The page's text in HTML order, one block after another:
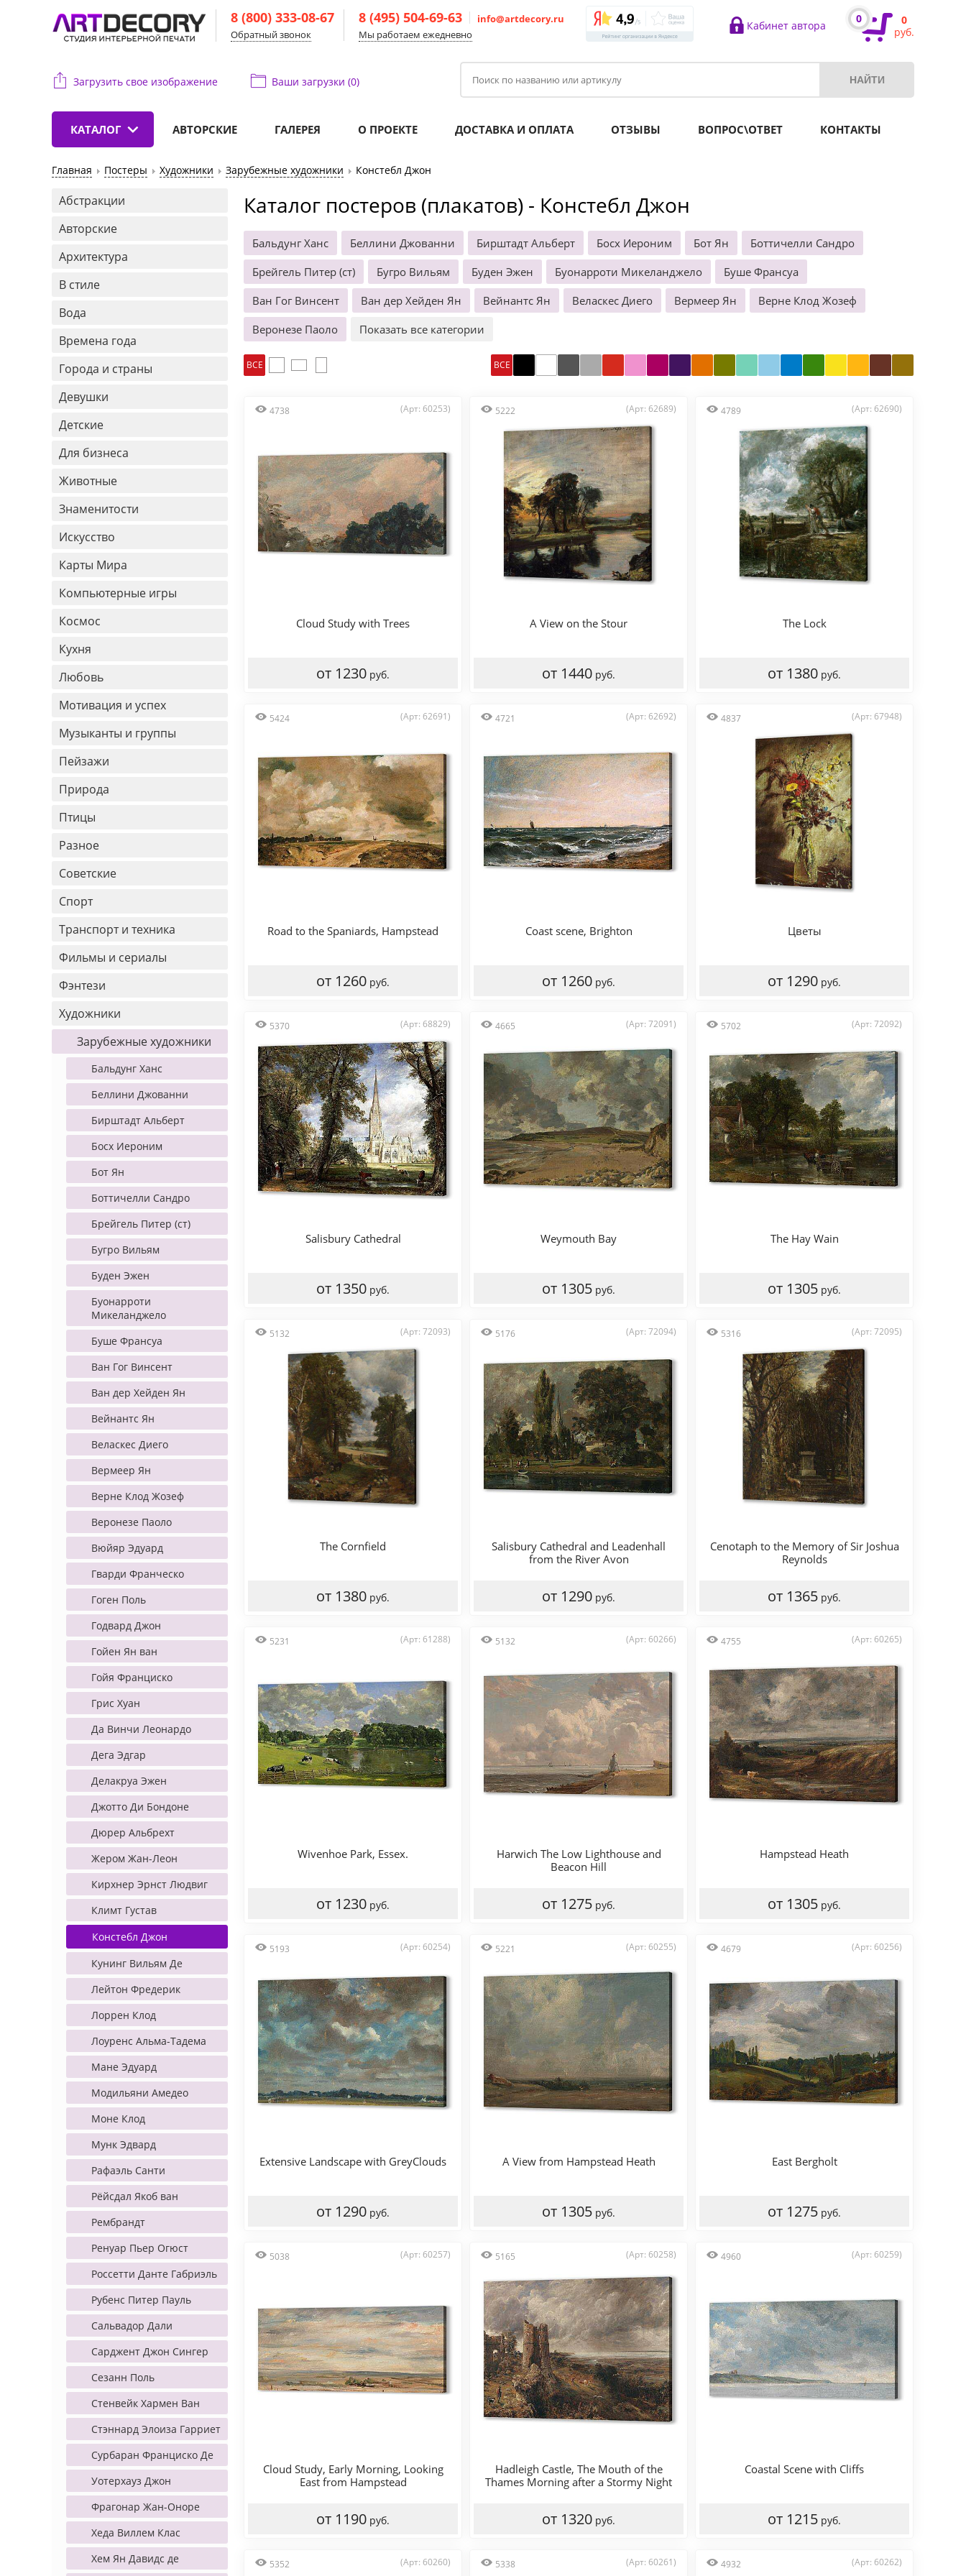
8 (800) 333-08-67
Обратный звонок
8 (495) 504-69-63
info@artdecory.ru
Мы работаем ежедневно
Кабинет автора
0
0
руб.
Загрузить свое изображение Ваши загрузки (0)
КАТАЛОГ АВТОРСКИЕ ГАЛЕРЕЯ О ПРОЕКТЕ ДОСТАВКА И ОПЛАТА ОТЗЫВЫ ВОПРОС\ОТВЕТ КОНТАКТЫ
Главная Постеры Художники Зарубежные художники Констебл Джон
Абстракции
Авторские
Архитектура
В стиле
Вода
Времена года
Города и страны
Девушки
Детские
Для бизнеса
Животные
Знаменитости
Искусство
Карты Мира
Компьютерные игры
Космос
Кухня
Любовь
Мотивация и успех
Музыканты и группы
Пейзажи
Природа
Птицы
Разное
Советские
Спорт
Транспорт и техника
Фильмы и сериалы
Фэнтези
Художники
Зарубежные художники
Бальдунг Ханс
Беллини Джованни
Бирштадт Альберт
Босх Иероним
Бот Ян
Боттичелли Сандро
Брейгель Питер (ст)
Бугро Вильям
Буден Эжен
Буонарроти
Микеланджело
Буше Франсуа
Ван Гог Винсент
Ван дер Хейден Ян
Вейнантс Ян
Веласкес Диего
Вермеер Ян
Верне Клод Жозеф
Веронезе Паоло
Вюйяр Эдуард
Гварди Франческо
Гоген Поль
Годвард Джон
Гойен Ян ван
Гойя Франциско
Грис Хуан
Да Винчи Леонардо
Дега Эдгар
Делакруа Эжен
Джотто Ди Бондоне
Дюрер Альбрехт
Жером Жан-Леон
Кирхнер Эрнст Людвиг
Климт Густав
Констебл Джон
Кунинг Вильям Де
Лейтон Фредерик
Лоррен Клод
Лоуренс Альма-Тадема
Мане Эдуард
Модильяни Амедео
Моне Клод
Мунк Эдвард
Рафаэль Санти
Рёйсдал Якоб ван
Рембрандт
Ренуар Пьер Огюст
Россетти Данте Габриэль
Рубенс Питер Пауль
Сальвадор Дали
Сарджент Джон Сингер
Сезанн Поль
Стенвейк Хармен Ван
Стэннард Элоиза Гарриет
Сурбаран Франциско Де
Уотерхауз Джон
Фрагонар Жан-Оноре
Хеда Виллем Клас
Хем Ян Давидс де
Каталог постеров (плакатов) - Констебл Джон
Бальдунг Ханс Беллини Джованни Бирштадт Альберт Босх Иероним Бот Ян
Боттичелли Сандро
Брейгель Питер (ст)
Бугро Вильям Буден Эжен Буонарроти Микеланджело
Буше Франсуа
Ван Гог Винсент
Ван дер Хейден Ян Вейнантс Ян Веласкес Диего Вермеер Ян
Верне Клод Жозеф
Веронезе Паоло
Показать все категории
ВСЕ ВСЕ
4738 (Арт: 60253)
Cloud Study with Trees
от 1230 руб.
5222 (Арт: 62689)
A View on the Stour
от 1440 руб.
4789 (Арт: 62690)
The Lock
от 1380 руб.
5424 (Арт: 62691)
Road to the Spaniards, Hampstead
от 1260 руб.
4721 (Арт: 62692)
Coast scene, Brighton
от 1260 руб.
4837 (Арт: 67948)
Цветы
от 1290 руб.
5370 (Арт: 68829)
Salisbury Cathedral
от 1350 руб.
4665 (Арт: 72091)
Weymouth Bay
от 1305 руб.
5702 (Арт: 72092)
The Hay Wain
от 1305 руб.
5132 (Арт: 72093)
The Cornfield
от 1380 руб.
5176 (Арт: 72094)
Salisbury Cathedral and Leadenhall
from the River Avon
от 1290 руб.
5316 (Арт: 72095)
Cenotaph to the Memory of Sir Joshua
Reynolds
от 1365 руб.
5231 (Арт: 61288)
Wivenhoe Park, Essex.
от 1230 руб.
5132 (Арт: 60266)
Harwich The Low Lighthouse and
Beacon Hill
от 1275 руб.
4755 (Арт: 60265)
Hampstead Heath
от 1305 руб.
5193 (Арт: 60254)
Extensive Landscape with GreyClouds
от 1290 руб.
5221 (Арт: 60255)
A View from Hampstead Heath
от 1305 руб.
4679 (Арт: 60256)
East Bergholt
от 1275 руб.
5038 (Арт: 60257)
Cloud Study, Early Morning, Looking
East from Hampstead
от 1190 руб.
5165 (Арт: 60258)
Hadleigh Castle, The Mouth of the
Thames Morning after a Stormy Night
от 1320 руб.
4960 (Арт: 60259)
Coastal Scene with Cliffs
от 1215 руб.
5352 (Арт: 60260) 5338 (Арт: 60261) 4932 (Арт: 60262)